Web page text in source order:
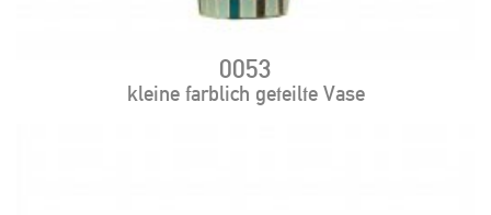
0053
kleine farblich geteilte Vase